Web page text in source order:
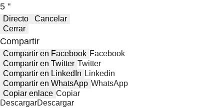
5 "
Directo
Cancelar
Cerrar
Compartir
Compartir en Facebook Facebook
Compartir en Twitter Twitter
Compartir en LinkedIn Linkedin
Compartir en WhatsApp WhatsApp
Copiar enlace Copiar
DescargarDescargar